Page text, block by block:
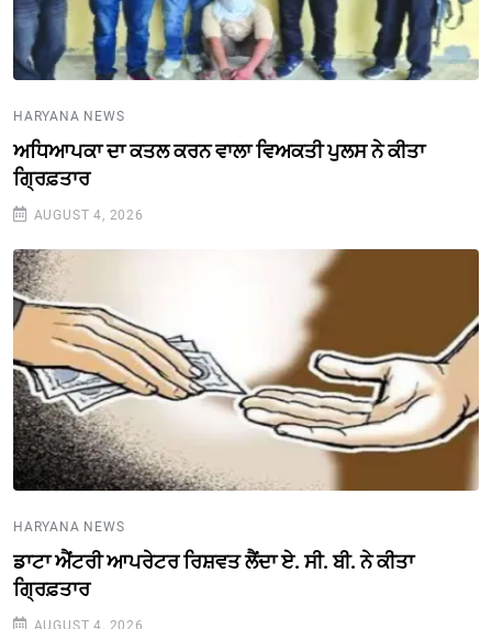
HARYANA NEWS
ਅਧਿਆਪਕਾ ਦਾ ਕਤਲ ਕਰਨ ਵਾਲਾ ਵਿਅਕਤੀ ਪੁਲਸ ਨੇ ਕੀਤਾ
ਗ੍ਰਿਫ਼ਤਾਰ
AUGUST 4, 2026
HARYANA NEWS
ਡਾਟਾ ਐਂਟਰੀ ਆਪਰੇਟਰ ਰਿਸ਼ਵਤ ਲੈਂਦਾ ਏ. ਸੀ. ਬੀ. ਨੇ ਕੀਤਾ
ਗ੍ਰਿਫ਼ਤਾਰ
AUGUST 4, 2026